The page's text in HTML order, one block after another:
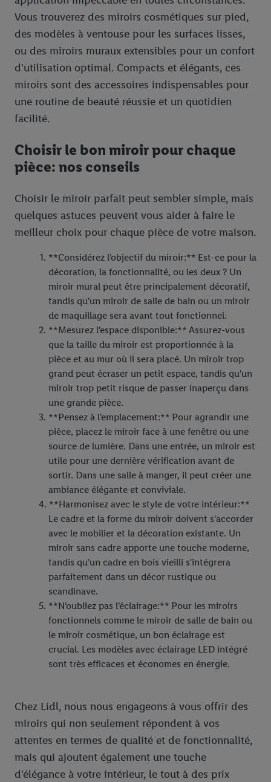
Vous trouverez des miroirs cosmétiques sur pied,
des modèles à ventouse pour les surfaces lisses,
ou des miroirs muraux extensibles pour un confort
d'utilisation optimal. Compacts et élégants, ces
miroirs sont des accessoires indispensables pour
une routine de beauté réussie et un quotidien
facilité.
Choisir le bon miroir pour chaque
pièce: nos conseils
Choisir le miroir parfait peut sembler simple, mais
quelques astuces peuvent vous aider à faire le
meilleur choix pour chaque pièce de votre maison.
**Considérez l'objectif du miroir:** Est-ce pour la
décoration, la fonctionnalité, ou les deux ? Un
miroir mural peut être principalement décoratif,
tandis qu'un miroir de salle de bain ou un miroir
de maquillage sera avant tout fonctionnel.
**Mesurez l'espace disponible:** Assurez-vous
que la taille du miroir est proportionnée à la
pièce et au mur où il sera placé. Un miroir trop
grand peut écraser un petit espace, tandis qu'un
miroir trop petit risque de passer inaperçu dans
une grande pièce.
**Pensez à l'emplacement:** Pour agrandir une
pièce, placez le miroir face à une fenêtre ou une
source de lumière. Dans une entrée, un miroir est
utile pour une dernière vérification avant de
sortir. Dans une salle à manger, il peut créer une
ambiance élégante et conviviale.
**Harmonisez avec le style de votre intérieur:**
Le cadre et la forme du miroir doivent s'accorder
avec le mobilier et la décoration existante. Un
miroir sans cadre apporte une touche moderne,
tandis qu'un cadre en bois vieilli s'intégrera
parfaitement dans un décor rustique ou
scandinave.
**N'oubliez pas l'éclairage:** Pour les miroirs
fonctionnels comme le miroir de salle de bain ou
le miroir cosmétique, un bon éclairage est
crucial. Les modèles avec éclairage LED intégré
sont très efficaces et économes en énergie.
Chez Lidl, nous nous engageons à vous offrir des
miroirs qui non seulement répondent à vos
attentes en termes de qualité et de fonctionnalité,
mais qui ajoutent également une touche
d'élégance à votre intérieur, le tout à des prix